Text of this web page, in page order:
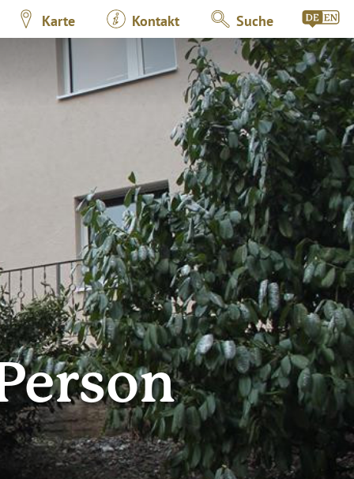
Karte Kontakt Suche